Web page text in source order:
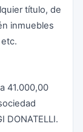
título, de
inmuebles
41.000,00
DONATELLI.